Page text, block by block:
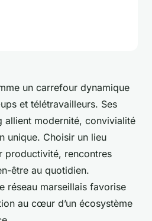
un carrefour dynamique
et télétravailleurs. Ses
allient modernité, convivialité
unique. Choisir un lieu
productivité, rencontres
être au quotidien.
réseau marseillais favorise
au cœur d’un écosystème